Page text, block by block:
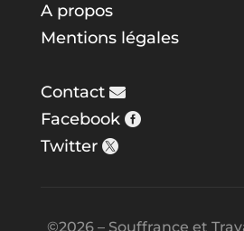
A propos
Mentions légales
Contact
Facebook
Twitter
©2026 – Souffrance et